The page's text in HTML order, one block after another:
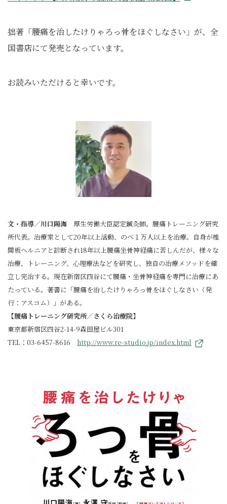
拙著「腰痛を治したけりゃろっ骨をほぐしなさい」が、全
国書店にて発売となっています。
お読みいただけると幸いです。
文・指導／川口陽海 厚生労働大臣認定鍼灸師。腰痛トレーニング研究
所代表。治療家として20年以上活動、のべ１万人以上を治療。自身が椎
間板へルニアと診断され18年以上腰痛坐骨神経痛に苦しんだが、様々な
治療、トレーニング、心理療法などを研究し、独自の治療メソッドを確
立し完治する。現在新宿区四谷にて腰痛・坐骨神経痛を専門に治療にあ
たっている。著書に「腰痛を治したけりゃろっ骨をほぐしなさい（発
行：アスコム）」がある。
【腰痛トレーニング研究所／さくら治療院】
東京都新宿区四谷2-14-9森田屋ビル301
TEL：03-6457-8616 http://www.re-studio.jp/index.html